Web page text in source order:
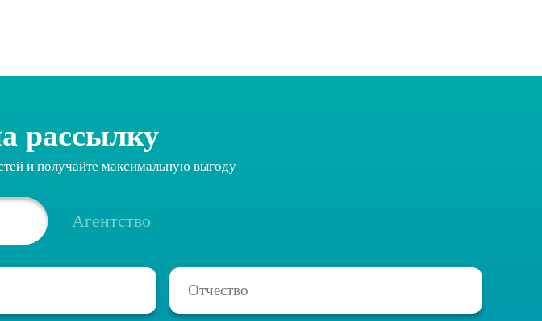
рассылку
и получайте максимальную выгоду
Агентство